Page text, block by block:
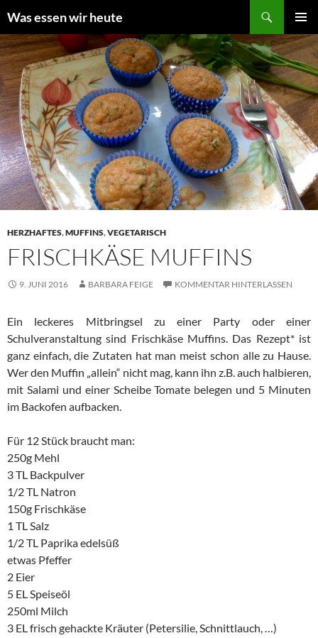
Inhalt
springen
Was essen wir heute
MENÜ
HERZHAFTES,MUFFINS,VEGETARISCH
FRISCHKÄSE MUFFINS
9. JUNI 2016 BARBARA FEIGE KOMMENTAR HINTERLASSEN
Ein leckeres Mitbringsel zu einer Party oder einer
Schulveranstaltung sind Frischkäse Muffins. Das Rezept* ist
ganz einfach, die Zutaten hat man meist schon alle zu Hause.
Wer den Muffin „allein“ nicht mag, kann ihn z.B. auch halbieren,
mit Salami und einer Scheibe Tomate belegen und 5 Minuten
im Backofen aufbacken.
Für 12 Stück braucht man:
250g Mehl
3 TL Backpulver
1/2 TL Natron
150g Frischkäse
1 TL Salz
1/2 TL Paprika edelsüß
etwas Pfeffer
2 Eier
5 EL Speiseöl
250ml Milch
3 EL frisch gehackte Kräuter (Petersilie, Schnittlauch, …)